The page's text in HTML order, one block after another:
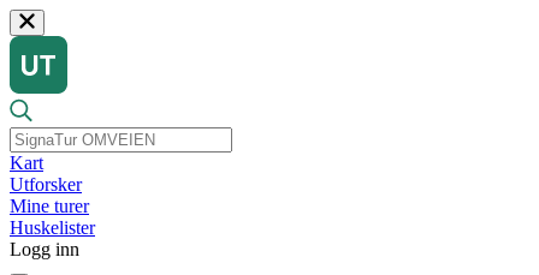
Kart
Utforsker
Mine turer
Huskelister
Logg inn